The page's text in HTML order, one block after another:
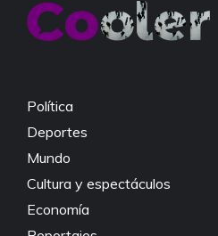
Política
Deportes
Mundo
Cultura y espectáculos
Economía